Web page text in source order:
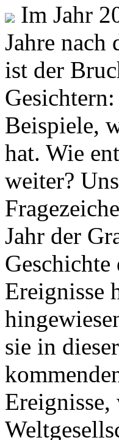
Im Jahr
Jahre nach
ist der
Beispiele,
hat. Wie
weiter?
Jahr der
Ereignisse
sie in